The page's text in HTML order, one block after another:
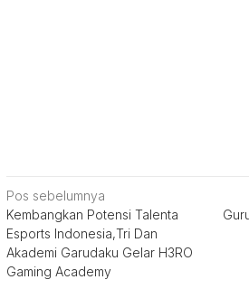
Navigasi
pos
Pos sebelumnya
Kembangkan Potensi Talenta
Esports Indonesia,Tri Dan
Akademi Garudaku Gelar H3RO
Gaming Academy